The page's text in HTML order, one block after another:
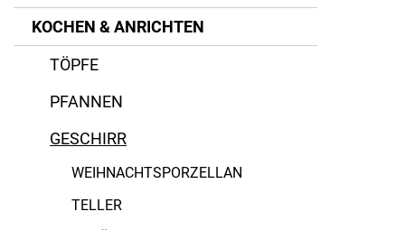
KOCHEN & ANRICHTEN
TÖPFE
PFANNEN
GESCHIRR
WEIHNACHTSPORZELLAN
TELLER